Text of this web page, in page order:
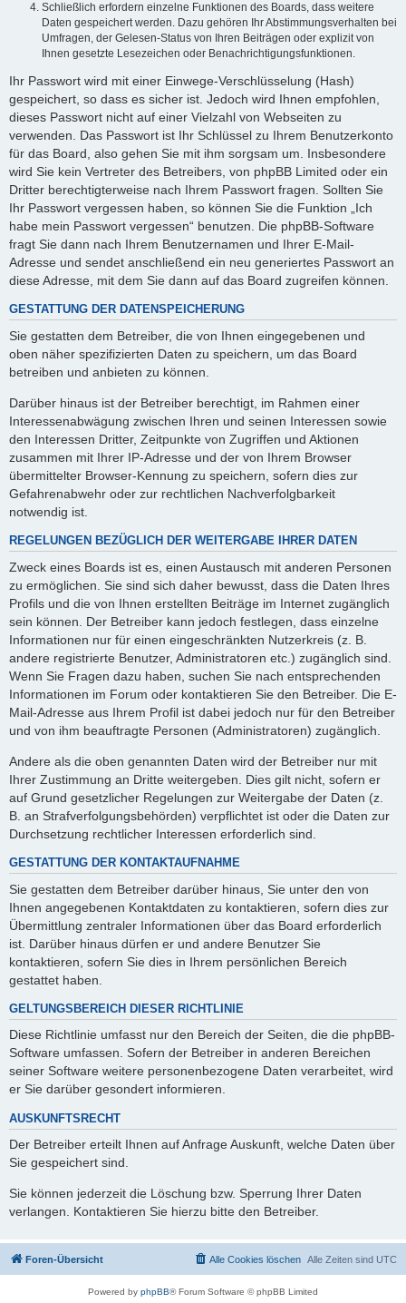
Schließlich erfordern einzelne Funktionen des Boards, dass weitere
Daten gespeichert werden. Dazu gehören Ihr Abstimmungsverhalten bei
Umfragen, der Gelesen-Status von Ihren Beiträgen oder explizit von
Ihnen gesetzte Lesezeichen oder Benachrichtigungsfunktionen.
Ihr Passwort wird mit einer Einwege-Verschlüsselung (Hash)
gespeichert, so dass es sicher ist. Jedoch wird Ihnen empfohlen,
dieses Passwort nicht auf einer Vielzahl von Webseiten zu
verwenden. Das Passwort ist Ihr Schlüssel zu Ihrem Benutzerkonto
für das Board, also gehen Sie mit ihm sorgsam um. Insbesondere
wird Sie kein Vertreter des Betreibers, von phpBB Limited oder ein
Dritter berechtigterweise nach Ihrem Passwort fragen. Sollten Sie
Ihr Passwort vergessen haben, so können Sie die Funktion „Ich
habe mein Passwort vergessen“ benutzen. Die phpBB-Software
fragt Sie dann nach Ihrem Benutzernamen und Ihrer E-Mail-
Adresse und sendet anschließend ein neu generiertes Passwort an
diese Adresse, mit dem Sie dann auf das Board zugreifen können.
GESTATTUNG DER DATENSPEICHERUNG
Sie gestatten dem Betreiber, die von Ihnen eingegebenen und
oben näher spezifizierten Daten zu speichern, um das Board
betreiben und anbieten zu können.
Darüber hinaus ist der Betreiber berechtigt, im Rahmen einer
Interessenabwägung zwischen Ihren und seinen Interessen sowie
den Interessen Dritter, Zeitpunkte von Zugriffen und Aktionen
zusammen mit Ihrer IP-Adresse und der von Ihrem Browser
übermittelter Browser-Kennung zu speichern, sofern dies zur
Gefahrenabwehr oder zur rechtlichen Nachverfolgbarkeit
notwendig ist.
REGELUNGEN BEZÜGLICH DER WEITERGABE IHRER DATEN
Zweck eines Boards ist es, einen Austausch mit anderen Personen
zu ermöglichen. Sie sind sich daher bewusst, dass die Daten Ihres
Profils und die von Ihnen erstellten Beiträge im Internet zugänglich
sein können. Der Betreiber kann jedoch festlegen, dass einzelne
Informationen nur für einen eingeschränkten Nutzerkreis (z. B.
andere registrierte Benutzer, Administratoren etc.) zugänglich sind.
Wenn Sie Fragen dazu haben, suchen Sie nach entsprechenden
Informationen im Forum oder kontaktieren Sie den Betreiber. Die E-
Mail-Adresse aus Ihrem Profil ist dabei jedoch nur für den Betreiber
und von ihm beauftragte Personen (Administratoren) zugänglich.
Andere als die oben genannten Daten wird der Betreiber nur mit
Ihrer Zustimmung an Dritte weitergeben. Dies gilt nicht, sofern er
auf Grund gesetzlicher Regelungen zur Weitergabe der Daten (z.
B. an Strafverfolgungsbehörden) verpflichtet ist oder die Daten zur
Durchsetzung rechtlicher Interessen erforderlich sind.
GESTATTUNG DER KONTAKTAUFNAHME
Sie gestatten dem Betreiber darüber hinaus, Sie unter den von
Ihnen angegebenen Kontaktdaten zu kontaktieren, sofern dies zur
Übermittlung zentraler Informationen über das Board erforderlich
ist. Darüber hinaus dürfen er und andere Benutzer Sie
kontaktieren, sofern Sie dies in Ihrem persönlichen Bereich
gestattet haben.
GELTUNGSBEREICH DIESER RICHTLINIE
Diese Richtlinie umfasst nur den Bereich der Seiten, die die phpBB-
Software umfassen. Sofern der Betreiber in anderen Bereichen
seiner Software weitere personenbezogene Daten verarbeitet, wird
er Sie darüber gesondert informieren.
AUSKUNFTSRECHT
Der Betreiber erteilt Ihnen auf Anfrage Auskunft, welche Daten über
Sie gespeichert sind.
Sie können jederzeit die Löschung bzw. Sperrung Ihrer Daten
verlangen. Kontaktieren Sie hierzu bitte den Betreiber.
Foren-Übersicht Alle Zeiten sind UTC
Alle Cookies löschen
Powered by phpBB® Forum Software © phpBB Limited